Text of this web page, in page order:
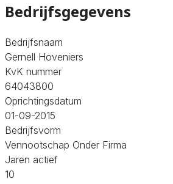
Bedrijfsgegevens
Bedrijfsnaam
Gernell Hoveniers
KvK nummer
64043800
Oprichtingsdatum
01-09-2015
Bedrijfsvorm
Vennootschap Onder Firma
Jaren actief
10